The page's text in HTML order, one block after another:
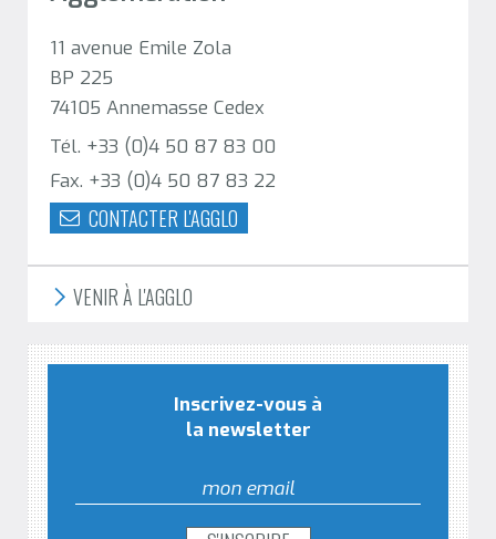
11 avenue Emile Zola
BP 225
74105 Annemasse Cedex
Tél. +33 (0)4 50 87 83 00
Fax. +33 (0)4 50 87 83 22
CONTACTER L'AGGLO
VENIR À L'AGGLO
Inscrivez-vous à
la newsletter